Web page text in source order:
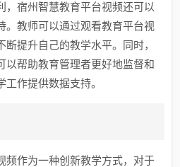
，宿州智慧教育平台视频还可以
。教师可以通过观看教育平台视
提升自己的教学水平。同时，
以帮助教育管理者更好地监督和
作提供数据支持。
频作为一种创新教学方式，对于